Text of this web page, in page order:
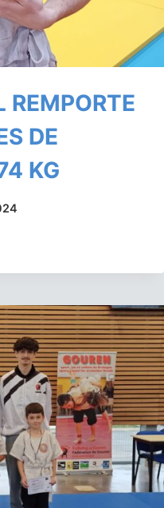
REMPORTE
DE
KG